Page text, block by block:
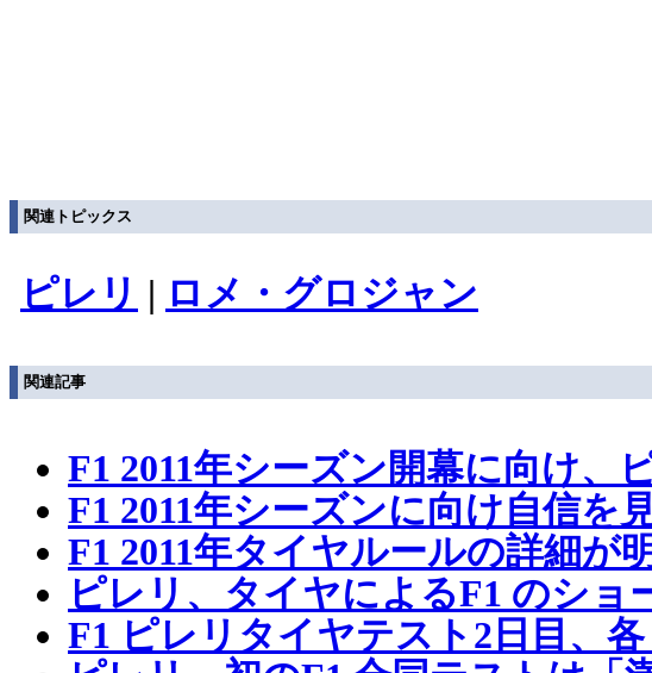
関連トピックス
ピレリ | ロメ・グロジャン
関連記事
F1 2011年シーズン開幕に向け、
F1 2011年シーズンに向け自信を
F1 2011年タイヤルールの詳細が
ピレリ、タイヤによるF1 のショ
F1 ピレリタイヤテスト2日目、